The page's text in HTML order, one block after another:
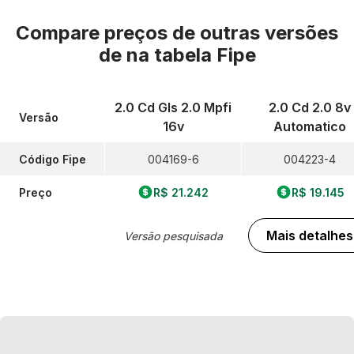
Compare preços de outras versões
de na tabela Fipe
Versão
Código Fipe
Preço
2.0 Cd Gls 2.0 Mpfi
16v
004169-6
R$ 21.242
Versão pesquisada
2.0 Cd 2.0 8v
Automatico
004223-4
R$ 19.145
Mais detalhes